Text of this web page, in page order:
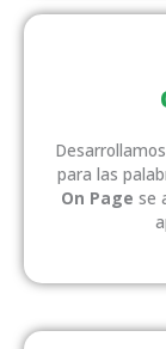
para las
On Page se